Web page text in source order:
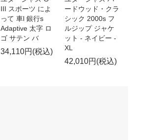
III スポーツ によ
って 車l 銀行s
Adaptive 太字 ロ
ゴ サテン バ
34,110円(税込)
ードウッド・クラ
シック 2000s フ
ルジップ ジャケ
ット - ネイビー -
XL
42,010円(税込)